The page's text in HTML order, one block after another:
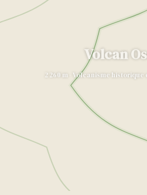
Volcan
2 260 m - Volcanisme